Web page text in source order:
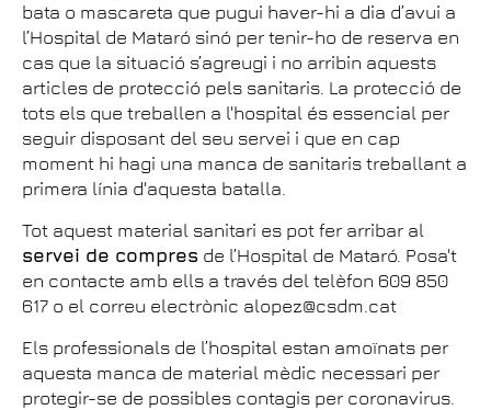
bata o mascareta que pugui haver-hi a dia d’avui a
l’Hospital de Mataró sinó per tenir-ho de reserva en
cas que la situació s’agreugi i no arribin aquests
articles de protecció pels sanitaris. La protecció de
tots els que treballen a l'hospital és essencial per
seguir disposant del seu servei i que en cap
moment hi hagi una manca de sanitaris treballant a
primera línia d'aquesta batalla.
Tot aquest material sanitari es pot fer arribar al
servei de compres de l’Hospital de Mataró. Posa't
en contacte amb ells a través del telèfon 609 850
617‬ o el correu electrònic alopez@csdm.cat‬
Els professionals de l’hospital estan amoïnats per
aquesta manca de material mèdic necessari per
protegir-se de possibles contagis per coronavirus.